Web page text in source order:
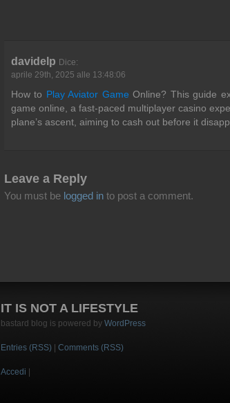
davidelp Dice:
aprile 29th, 2025 alle 13:48:06
How to Play Aviator Game Online? This guide
game online, a fast-paced multiplayer casino
plane’s ascent, aiming to cash out before it
Leave a Reply
You must be logged in to post a comment.
IT IS NOT A LIFESTYLE
bastard blog is powered by WordPress
Entries (RSS) Comments (RSS)
Accedi